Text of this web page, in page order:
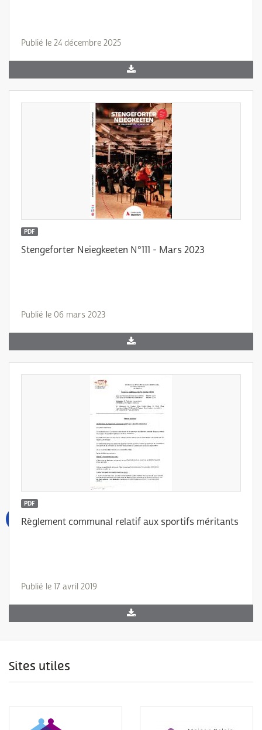
Publié le 24 décembre 2025
PDF
Stengeforter Neiegkeeten N°111 - Mars 2023
Publié le 06 mars 2023
PDF
Règlement communal relatif aux sportifs méritants
Publié le 17 avril 2019
Sites utiles